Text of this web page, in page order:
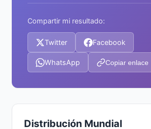
Compartir mi resultado:
Twitter Facebook
WhatsApp Copiar enlace
Distribución Mundial